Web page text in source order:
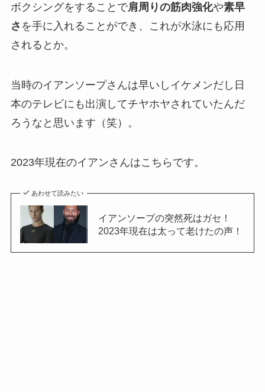
ボクシングをすることで肩周りの筋肉強化や素早
さ を手に入れることができ、これが水泳にも応用
されるとか。
当時のイアンソープさんは早いしイケメンだし日
本のテレビにも出演してチヤホヤされていたんだ
ろうなと思います（笑）。
2023年現在のイアンさんはこちらです。
あわせて読みたい
イアンソープの突然死はガセ！
2023年現在は太って老けたの声！